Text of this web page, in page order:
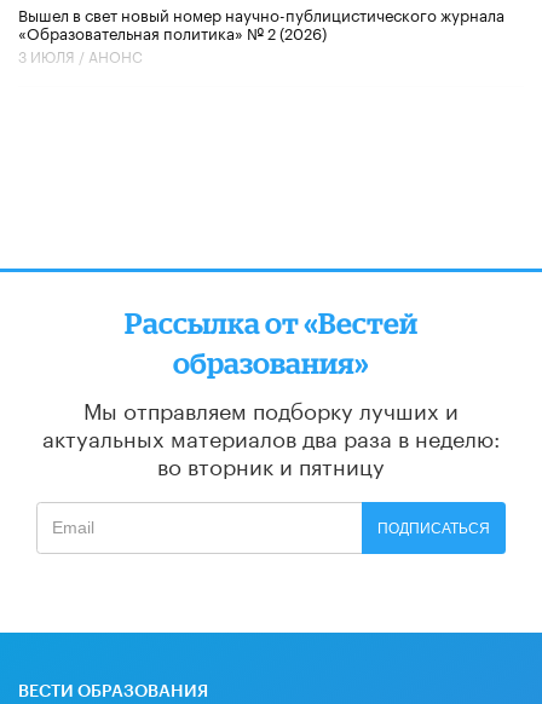
Вышел в свет новый номер научно-публицистического журнала
«Образовательная политика» № 2 (2026)
3 ИЮЛЯ / АНОНС
Рассылка от «Вестей
образования»
Мы отправляем подборку лучших и
актуальных материалов два раза в неделю:
во вторник и пятницу
ПОДПИСАТЬСЯ
ВЕСТИ ОБРАЗОВАНИЯ